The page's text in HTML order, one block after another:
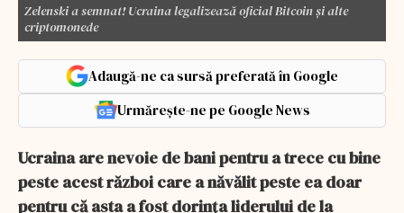
Zelenski a semnat! Ucraina legalizează oficial Bitcoin și alte
criptomonede
Adaugă-ne ca sursă preferată în Google
Urmărește-ne pe Google News
Ucraina are nevoie de bani pentru a trece cu bine
peste acest război care a năvălit peste ea doar
pentru că asta a fost dorința liderului de la